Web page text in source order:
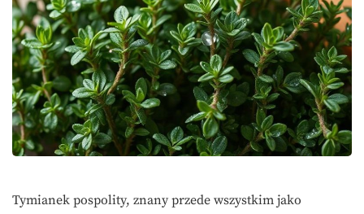
Tymianek pospolity, znany przede wszystkim jako